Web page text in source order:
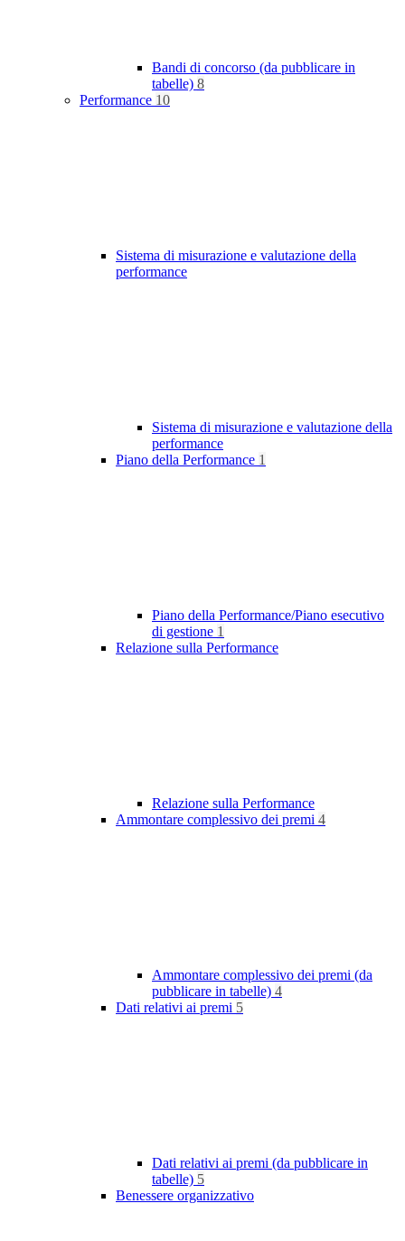
Bandi di concorso (da pubblicare in
tabelle) 8
Performance 10
Sistema di misurazione e valutazione della
performance
Sistema di misurazione e valutazione della
performance
Piano della Performance 1
Piano della Performance/Piano esecutivo
di gestione 1
Relazione sulla Performance
Relazione sulla Performance
Ammontare complessivo dei premi 4
Ammontare complessivo dei premi (da
pubblicare in tabelle) 4
Dati relativi ai premi 5
Dati relativi ai premi (da pubblicare in
tabelle) 5
Benessere organizzativo